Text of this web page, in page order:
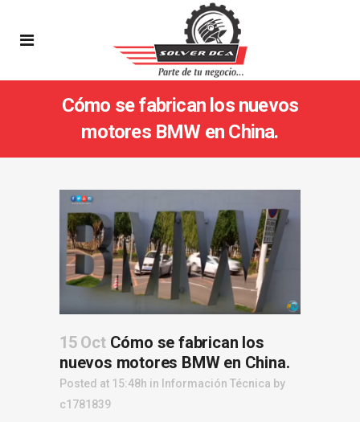
Cómo se fabrican los nuevos
motores BMW en China.
15 OctCómo se fabrican los
nuevos motores BMW en China.
Posted at 15:48h in Información Técnica by
c1781839